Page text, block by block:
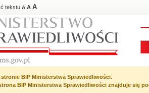
tekstu A A A
BIP Ministerstwa Sprawiedliwości.
BIP Ministerstwa Sprawiedliwości znajduje się